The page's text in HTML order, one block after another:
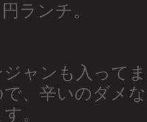
ランチ。
ャンも入って
、辛いのダメ
。